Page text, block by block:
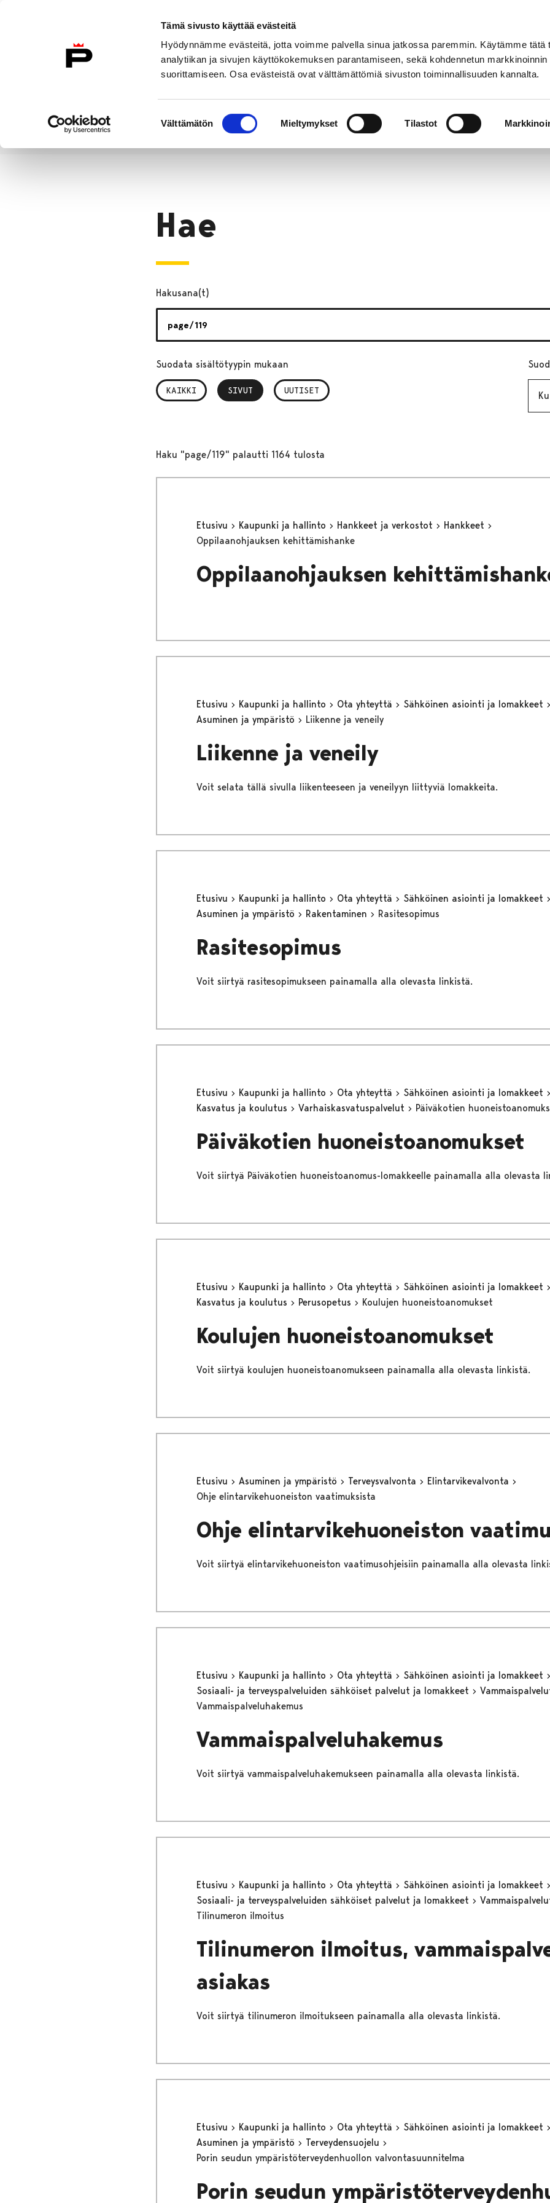
Tämä sivusto käyttää evästeitä
Hyödynnämme evästeitä, jotta voimme palvella sinua jatkossa paremmin. Käytämme tätä
analytiikan ja sivujen käyttökokemuksen parantamiseen, sekä kohdennetun markkinoinnin
suorittamiseen. Osa evästeistä ovat välttämättömiä sivuston toiminnallisuuden kannalta.
valinta
Välttämätön Mieltymykset Tilastot
Etusivulle
Etusivu
Hae
Hakusana(t)
Suodata sisältötyypin mukaan
KAIKKI SIVUT
, VALITTU UUTISET
Haku "page/119" palautti 1164 tulosta
Etusivu Kaupunki ja hallinto Hankkeet ja verkostot
Hankkeet
Oppilaanohjauksen kehittämishanke
Oppilaanohjauksen
Etusivu Kaupunki ja hallinto Ota yhteyttä
Sähköinen asiointi ja lomakkeet
Asuminen ja ympäristö
Liikenne ja veneily
Liikenne ja veneily
Voit selata tällä sivulla liikenteeseen ja veneilyyn liittyviä lomakkeita.
Etusivu Kaupunki ja hallinto Ota yhteyttä
Sähköinen asiointi ja lomakkeet
Asuminen ja ympäristö
Rakentaminen Rasitesopimus
Rasitesopimus
Voit siirtyä rasitesopimukseen painamalla alla olevasta linkistä.
Etusivu Kaupunki ja hallinto Ota yhteyttä
Sähköinen asiointi ja lomakkeet
Kasvatus ja koulutus
Varhaiskasvatuspalvelut Päiväkotien
Päiväkotien huoneistoanomukset
Voit siirtyä Päiväkotien huoneistoanomus-lomakkeelle painamalla alla olevasta
Etusivu Kaupunki ja hallinto Ota yhteyttä
Sähköinen asiointi ja lomakkeet
Kasvatus ja koulutus
Perusopetus Koulujen huoneistoanomukset
Koulujen huoneistoanomukset
Voit siirtyä koulujen huoneistoanomukseen painamalla alla olevasta linkistä.
Etusivu Asuminen ja ympäristö Terveysvalvonta
Elintarvikevalvonta
Ohje elintarvikehuoneiston vaatimuksista
Ohje elintarvikehuoneiston
Voit siirtyä elintarvikehuoneiston vaatimusohjeisiin painamalla alla olevasta
Etusivu Kaupunki ja hallinto Ota yhteyttä
Sähköinen asiointi ja lomakkeet
Sosiaali- ja terveyspalveluiden sähköiset palvelut ja lomakkeet
Vammaispalveluhakemus
Vammaispalveluhakemus
Voit siirtyä vammaispalveluhakemukseen painamalla alla olevasta linkistä.
Etusivu Kaupunki ja hallinto Ota yhteyttä
Sähköinen asiointi ja lomakkeet
Sosiaali- ja terveyspalveluiden sähköiset palvelut ja lomakkeet
Tilinumeron ilmoitus
Tilinumeron ilmoitus,
asiakas
Voit siirtyä tilinumeron ilmoitukseen painamalla alla olevasta linkistä.
Etusivu Kaupunki ja hallinto Ota yhteyttä
Sähköinen asiointi ja lomakkeet
Asuminen ja ympäristö
Terveydensuojelu
Porin seudun ympäristöterveydenhuollon valvontasuunnitelma
Porin seudun